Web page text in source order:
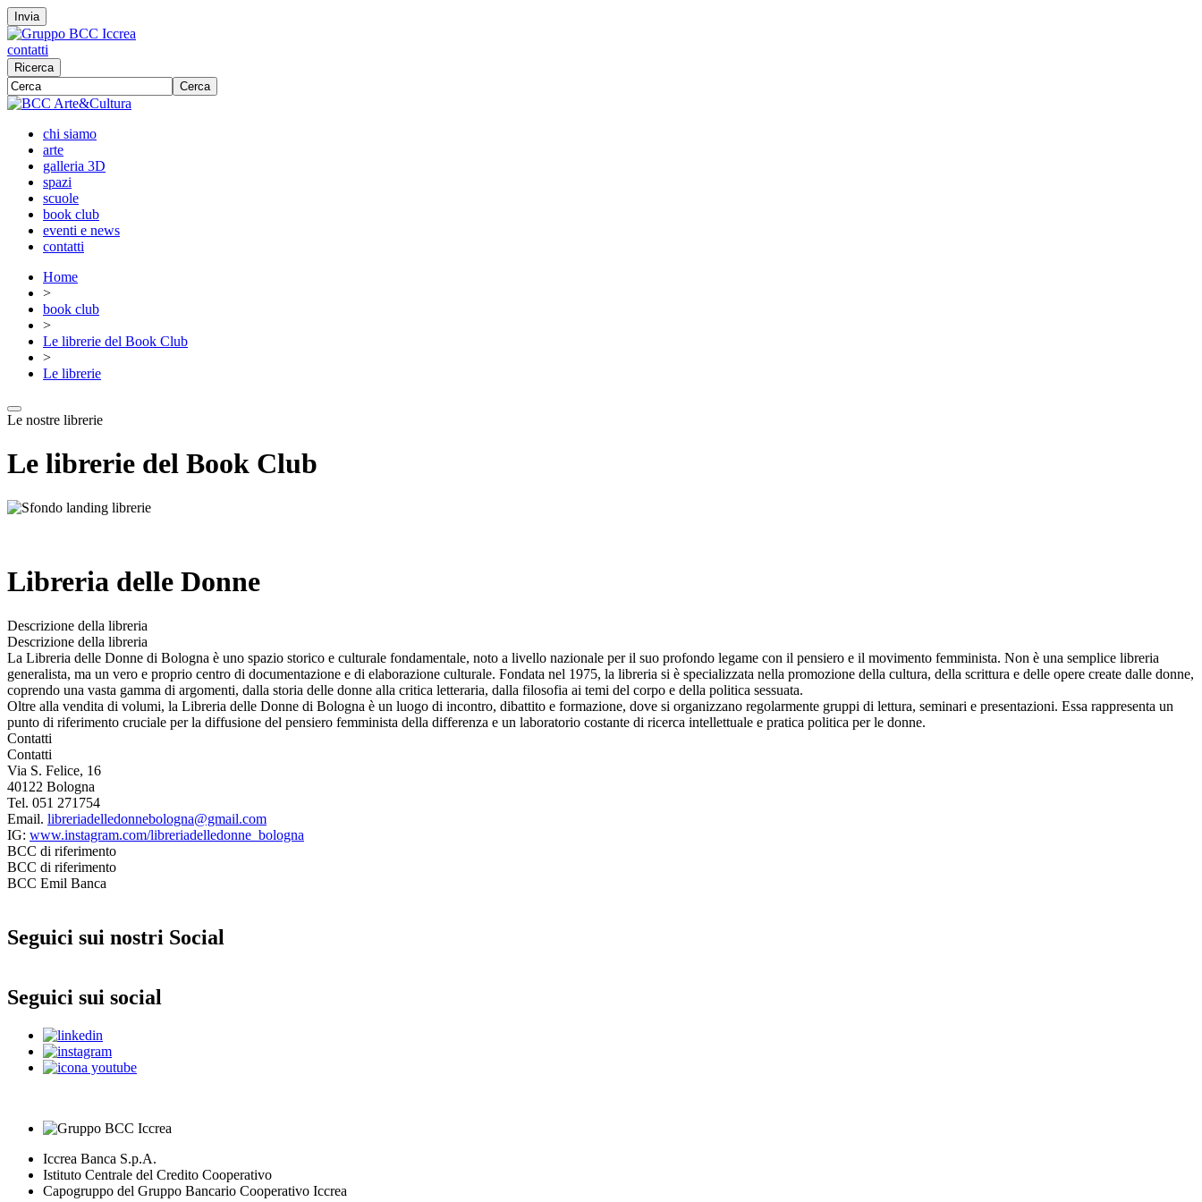
Invia
contatti
Ricerca
Cerca
chi siamo
arte
galleria 3D
spazi
scuole
book club
eventi e news
contatti
Home
>
book club
>
Le librerie del Book Club
>
Le librerie
Le nostre librerie
Le librerie del Book Club
Libreria delle Donne
Descrizione della libreria
Descrizione della libreria
La Libreria delle Donne di Bologna è uno spazio storico e culturale fondamentale, noto a livello nazionale per il suo profondo legame con il pensiero e il movimento femminista. Non è una semplice libreria
generalista, ma un vero e proprio centro di documentazione e di elaborazione culturale. Fondata nel 1975, la libreria si è specializzata nella promozione della cultura, della scrittura e delle opere create dalle donne,
coprendo una vasta gamma di argomenti, dalla storia delle donne alla critica letteraria, dalla filosofia ai temi del corpo e della politica sessuata.
Oltre alla vendita di volumi, la Libreria delle Donne di Bologna è un luogo di incontro, dibattito e formazione, dove si organizzano regolarmente gruppi di lettura, seminari e presentazioni. Essa rappresenta un
punto di riferimento cruciale per la diffusione del pensiero femminista della differenza e un laboratorio costante di ricerca intellettuale e pratica politica per le donne.
Contatti
Contatti
Via S. Felice, 16
40122 Bologna
Tel. 051 271754
Email. libreriadelledonnebologna@gmail.com
IG: www.instagram.com/libreriadelledonne_bologna
BCC di riferimento
BCC di riferimento
BCC Emil Banca
Seguici sui nostri Social
Seguici sui social
Iccrea Banca S.p.A.
Istituto Centrale del Credito Cooperativo
Capogruppo del Gruppo Bancario Cooperativo Iccrea